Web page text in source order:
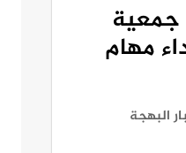
جمعية
مهام
البهجة